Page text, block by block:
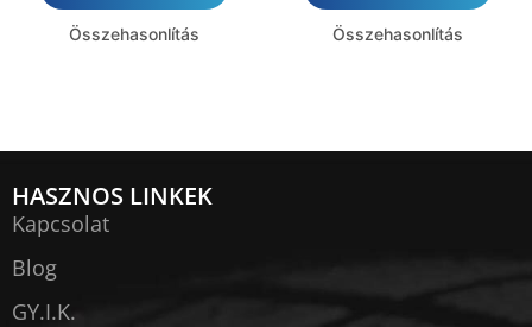
Összehasonlítás Összehasonlítás
HASZNOS LINKEK
Kapcsolat
Blog
GY.I.K.